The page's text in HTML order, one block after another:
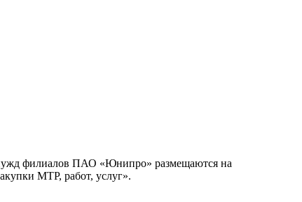
филиалов ПАО «Юнипро» размещаются на
МТР, работ, услуг».